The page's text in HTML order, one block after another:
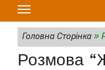
Головна Сторінка»
Розмова